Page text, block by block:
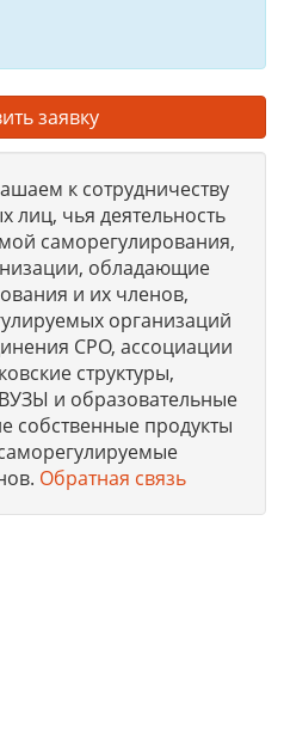
заявку
к сотрудничеству
лиц, чья деятельность
саморегулирования,
обладающие
и их членов,
организаций
СРО, ассоциации
структуры,
и образовательные
собственные продукты
Обратная связь